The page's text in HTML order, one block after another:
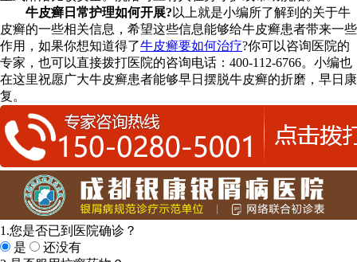
牛皮癣日常护理如何开展? 以上就是小编所了解到的关于牛
皮癣的一些相关信息，希望这些信息能够给牛皮癣患者带来一些
作用，如果你想知道得了牛皮癣要如何治疗?你可以咨询医院的
专家，也可以直接拨打医院的咨询电话：400-112-6766。小编也
在这里祝愿广大牛皮癣患者能够早日摆脱牛皮癣的折磨，早日康
复。
1.您是否已到医院确诊？
是
还没有